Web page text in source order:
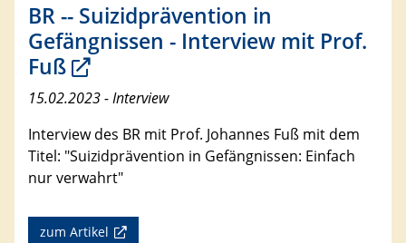
BR -- Suizidprävention in
Gefängnissen - Interview mit Prof.
Fuß
15.02.2023 - Interview
Interview des BR mit Prof. Johannes Fuß mit dem
Titel: "Suizidprävention in Gefängnissen: Einfach
nur verwahrt"
zum Artikel